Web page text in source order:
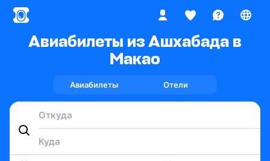
Авиабилеты из Ашхабада в
Макао
Авиабилеты Отели